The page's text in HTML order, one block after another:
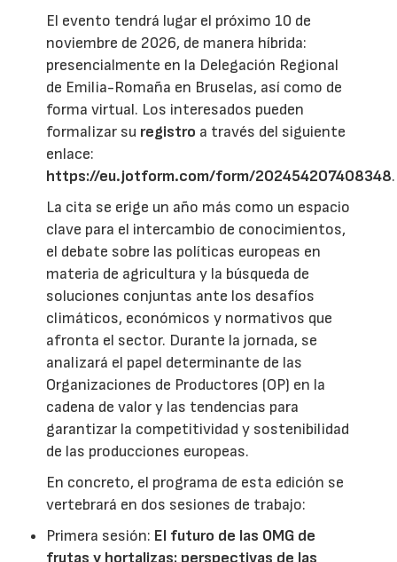
El evento tendrá lugar el próximo 10 de
noviembre de 2026, de manera híbrida:
presencialmente en la Delegación Regional
de Emilia-Romaña en Bruselas, así como de
forma virtual. Los interesados pueden
formalizar su registro a través del siguiente
enlace:
https://eu.jotform.com/form/202454207408348.
La cita se erige un año más como un espacio
clave para el intercambio de conocimientos,
el debate sobre las políticas europeas en
materia de agricultura y la búsqueda de
soluciones conjuntas ante los desafíos
climáticos, económicos y normativos que
afronta el sector. Durante la jornada, se
analizará el papel determinante de las
Organizaciones de Productores (OP) en la
cadena de valor y las tendencias para
garantizar la competitividad y sostenibilidad
de las producciones europeas.
En concreto, el programa de esta edición se
vertebrará en dos sesiones de trabajo:
Primera sesión: El futuro de las OMG de
frutas y hortalizas: perspectivas de las